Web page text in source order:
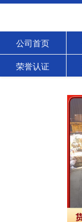
公司首页
荣誉认证